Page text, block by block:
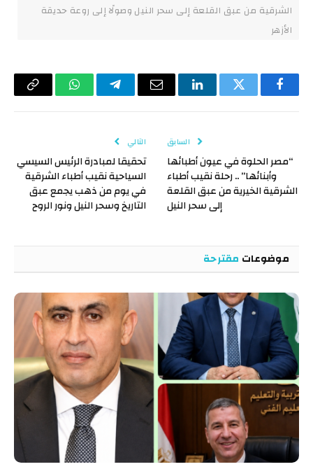
الشرقية من عبق القلعة إلى سحر النيل وصولًا إلى روعة حديقة
الأزهر
فيسبوكتويتر لينكدإن البريد
تيلقرام واتسابCopy
السابق
“مصر الحلوة في عيون أطبائها
وأبنائها” .. رحلة نقيب أطباء
الشرقية الخيرية من عبق القلعة
إلى سحر النيل
التالي
تحقيقا لمبادرة الرئيس السيسي
السياحية نقيب أطباء الشرقية
في يوم من ذهب يجمع عبق
التاريخ وسحر النيل ونور الروح
موضوعات مقترحة